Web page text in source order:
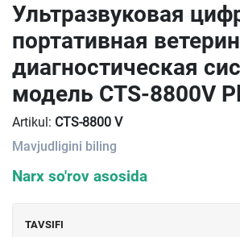
Ультразвуковая
портативная
диагностическая
модель CTS-8800V
Artikul: CTS-8800 V
Mavjudligini biling
Narx so'rov asosida
TAVSIFI